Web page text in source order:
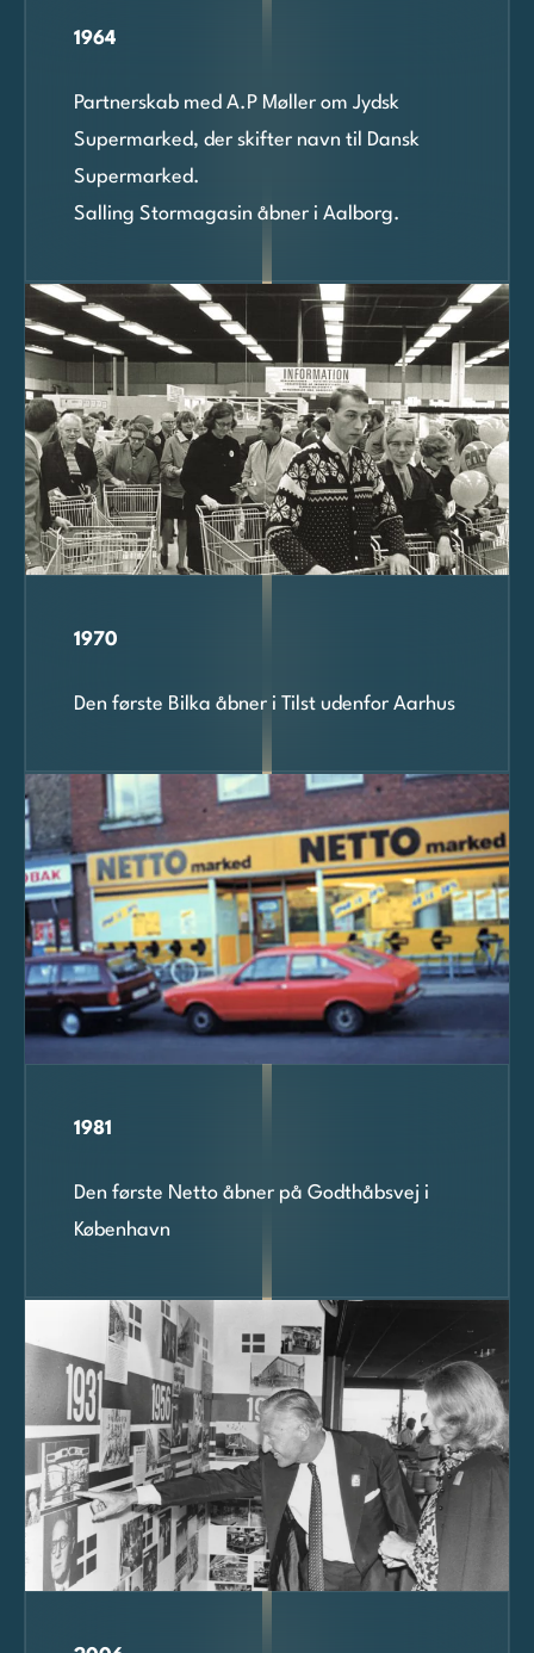
1964
Partnerskab med A.P Møller om Jydsk
Supermarked, der skifter navn til Dansk
Supermarked.
Salling Stormagasin åbner i Aalborg.
1970
Den første Bilka åbner i Tilst udenfor Aarhus
1981
Den første Netto åbner på Godthåbsvej i
København